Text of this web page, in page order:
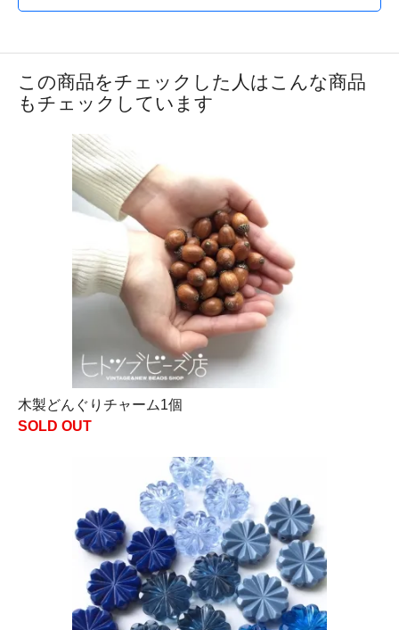
この商品をチェックした人はこんな商品
もチェックしています
木製どんぐりチャーム1個
SOLD OUT